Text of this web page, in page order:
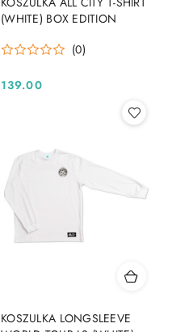
(WHITE) BOX EDITION
(0)
Cena:
139.00
KOSZULKA LONGSLEEVE